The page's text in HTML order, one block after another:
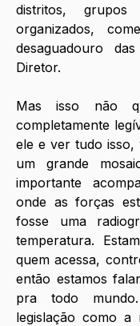
distritos, grupos
organizados,
desaguadouro
Diretor.
Mas isso não
completamente
ele e ver tudo
um grande
importante
onde as forças
fosse uma
temperatura.
quem acessa,
então estamos
pra todo
legislação como